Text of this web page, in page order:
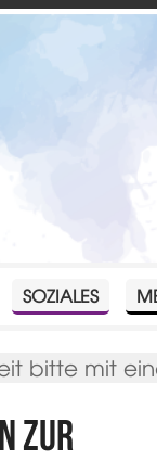
SOZIALES
bitte mit
zur